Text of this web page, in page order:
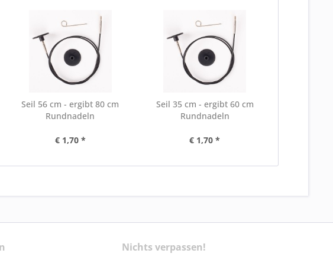
Seil 56 cm - ergibt 80 cm
Rundnadeln
€ 1,70 *
Seil 35 cm - ergibt 60 cm
Rundnadeln
€ 1,70 *
Nichts verpassen!